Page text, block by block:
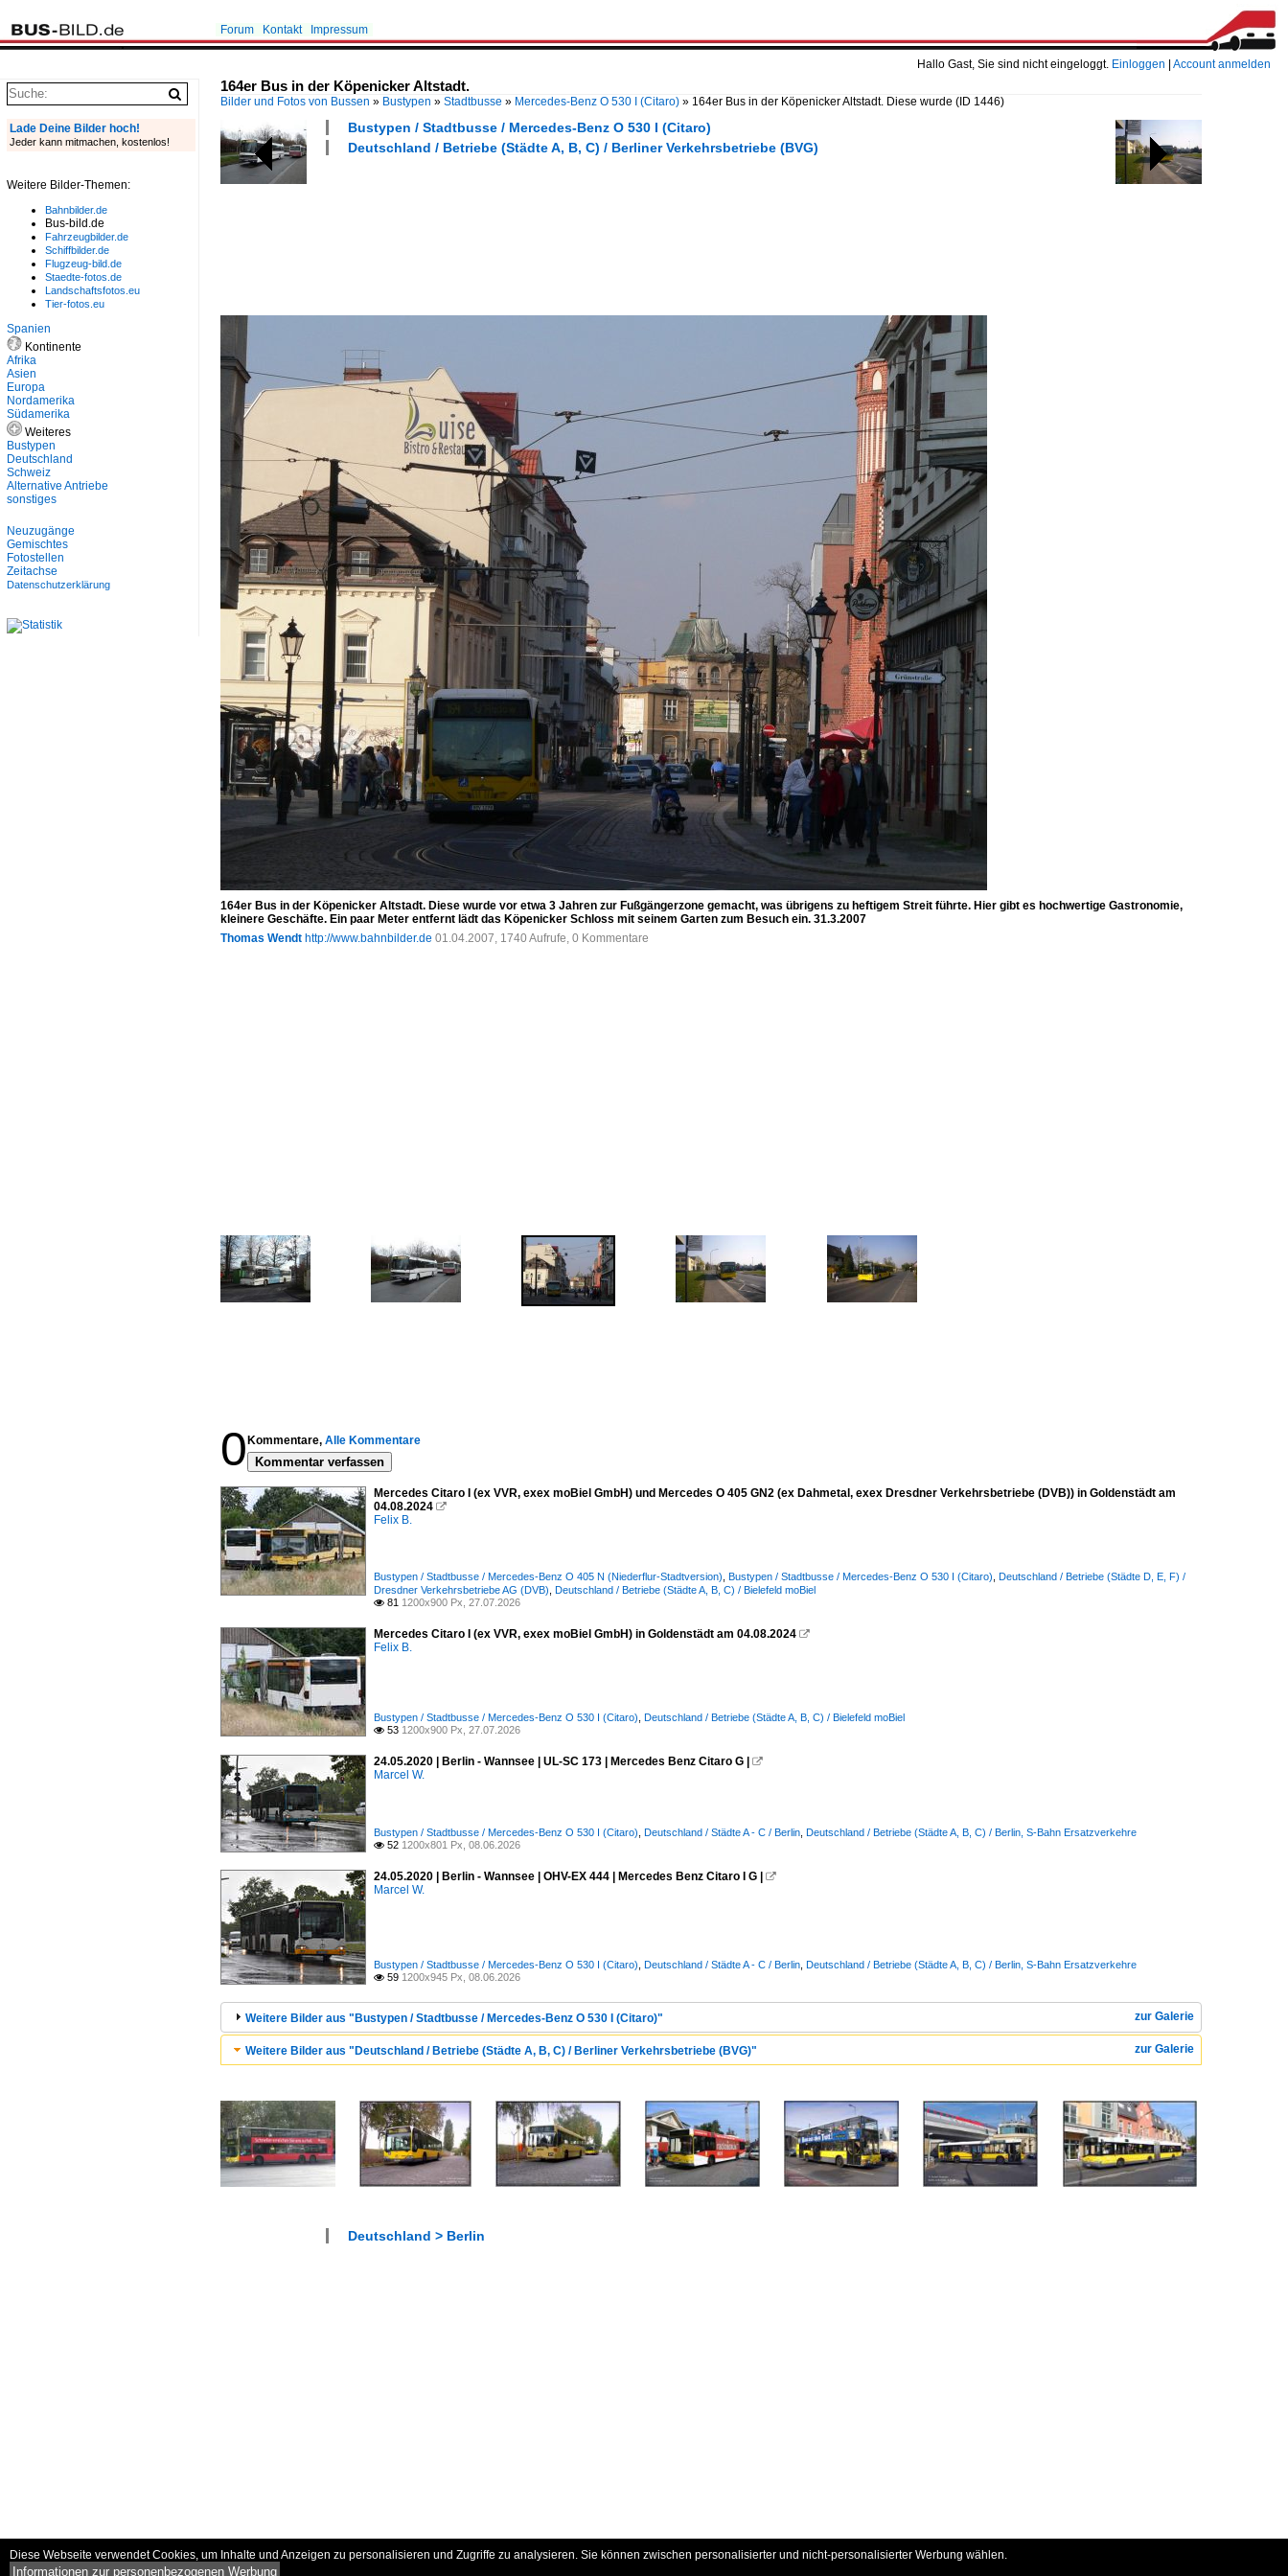
Hallo Gast, Sie sind nicht eingeloggt. Einloggen Account anmelden
Forum Kontakt Impressum
164er Bus in der Köpenicker Altstadt.
Bilder und Fotos von Bussen » Bustypen » Stadtbusse » Mercedes-Benz O 530 I (Citaro) » 164er Bus in der Köpenicker Altstadt. Diese wurde (ID 1446)
Bustypen / Stadtbusse / Mercedes-Benz O 530 I (Citaro)
Deutschland / Betriebe (Städte A, B, C) / Berliner Verkehrsbetriebe (BVG)
164er Bus in der Köpenicker Altstadt. Diese wurde vor etwa 3 Jahren zur Fußgängerzone gemacht, was übrigens zu heftigem Streit führte. Hier gibt es hochwertige Gastronomie,
kleinere Geschäfte. Ein paar Meter entfernt lädt das Köpenicker Schloss mit seinem Garten zum Besuch ein. 31.3.2007
Thomas Wendt http://www.bahnbilder.de 01.04.2007, 1740 Aufrufe, 0 Kommentare
0 Kommentare, Alle Kommentare
Kommentar verfassen
Mercedes Citaro I (ex VVR, exex moBiel GmbH) und Mercedes O 405 GN2 (ex Dahmetal, exex Dresdner Verkehrsbetriebe (DVB)) in Goldenstädt am
04.08.2024 
Felix B.
Bustypen / Stadtbusse / Mercedes-Benz O 405 N (Niederflur-Stadtversion) Bustypen / Stadtbusse / Mercedes-Benz O 530 I (Citaro) Deutschland / Betriebe (Städte D, E, F) /
Dresdner Verkehrsbetriebe AG (DVB) Deutschland / Betriebe (Städte A, B, C) / Bielefeld moBiel
 81 1200x900 Px, 27.07.2026
Mercedes Citaro I (ex VVR, exex moBiel GmbH) in Goldenstädt am 04.08.2024 
Felix B.
Bustypen / Stadtbusse / Mercedes-Benz O 530 I (Citaro) Deutschland / Betriebe (Städte A, B, C) / Bielefeld moBiel
 53 1200x900 Px, 27.07.2026
24.05.2020 | Berlin - Wannsee | UL-SC 173 | Mercedes Benz Citaro G | 
Marcel W.
Bustypen / Stadtbusse / Mercedes-Benz O 530 I (Citaro) Deutschland / Städte A - C / Berlin Deutschland / Betriebe (Städte A, B, C) / Berlin, S-Bahn Ersatzverkehre
 52 1200x801 Px, 08.06.2026
24.05.2020 | Berlin - Wannsee | OHV-EX 444 | Mercedes Benz Citaro I G | 
Marcel W.
Bustypen / Stadtbusse / Mercedes-Benz O 530 I (Citaro) Deutschland / Städte A - C / Berlin Deutschland / Betriebe (Städte A, B, C) / Berlin, S-Bahn Ersatzverkehre
 59 1200x945 Px, 08.06.2026
zur Galerie
Weitere Bilder aus "Bustypen / Stadtbusse / Mercedes-Benz O 530 I (Citaro)"
zur Galerie
Weitere Bilder aus "Deutschland / Betriebe (Städte A, B, C) / Berliner Verkehrsbetriebe (BVG)"
Deutschland > Berlin
Lade Deine Bilder hoch!
Jeder kann mitmachen, kostenlos!
Weitere Bilder-Themen:
Bahnbilder.de
Bus-bild.de
Fahrzeugbilder.de
Schiffbilder.de
Flugzeug-bild.de
Staedte-fotos.de
Landschaftsfotos.eu
Tier-fotos.eu
Spanien
Kontinente
Afrika
Asien
Europa
Nordamerika
Südamerika
Weiteres
Bustypen
Deutschland
Schweiz
Alternative Antriebe
sonstiges
Neuzugänge
Gemischtes
Fotostellen
Zeitachse
Datenschutzerklärung
Diese Webseite verwendet Cookies, um Inhalte und Anzeigen zu personalisieren und Zugriffe zu analysieren. Sie können zwischen personalisierter und nicht-personalisierter Werbung wählen.
Informationen zur personenbezogenen Werbung